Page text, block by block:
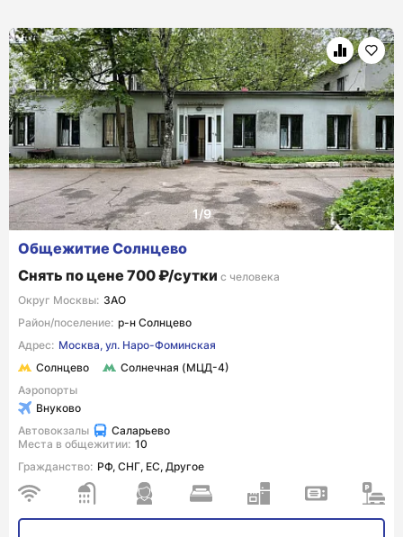
Общежитие Солнцево
Снять по цене 700 ₽/сутки с человека
Округ Москвы: ЗАО
Район/поселение: р-н Солнцево
Адрес: Москва, ул. Наро-Фоминская
Солнцево
Солнечная (МЦД-4)
Аэропорты
Внуково
Автовокзалы
Саларьево
Места в общежитии: 10
Гражданство: РФ, СНГ, ЕС, Другое